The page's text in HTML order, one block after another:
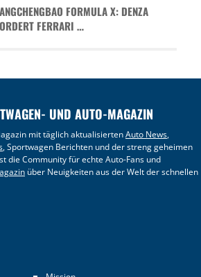
FORMULA X: DENZA
FERRARI …
UND AUTO-MAGAZIN
mit täglich aktualisiertenAuto News,
, Sportwagen Berichten und der streng geheimen
die Community für echte Auto-Fans und
über Neuigkeiten aus der Welt der schnellen